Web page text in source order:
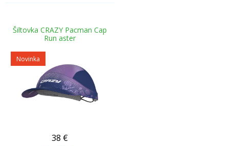
Šiltovka CRAZY Pacman Cap
Run aster
Novinka
38 €